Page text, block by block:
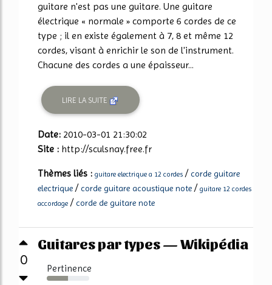
guitare n'est pas une guitare. Une guitare
électrique « normale » comporte 6 cordes de ce
type ; il en existe également à 7, 8 et même 12
cordes, visant à enrichir le son de l'instrument.
Chacune des cordes a une épaisseur...
LIRE LA SUITE
Date: 2010-03-01 21:30:02
Site : http://sculsnay.free.fr
Thèmes liés : guitare electrique a 12 cordes /corde guitare
electrique /corde guitare acoustique note / guitare 12 cordes
accordage /corde de guitare note
0
Guitares par types — Wikipédia
Pertinence
50%